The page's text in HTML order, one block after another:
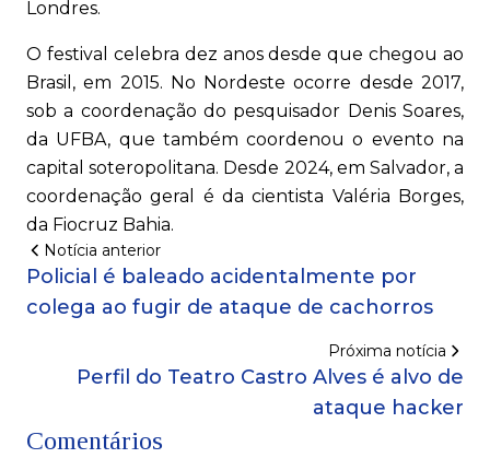
Londres.
O festival celebra dez anos desde que chegou ao
Brasil, em 2015. No Nordeste ocorre desde 2017,
sob a coordenação do pesquisador Denis Soares,
da UFBA, que também coordenou o evento na
capital soteropolitana. Desde 2024, em Salvador, a
coordenação geral é da cientista Valéria Borges,
da Fiocruz Bahia.
Notícia anterior
Policial é baleado acidentalmente por
colega ao fugir de ataque de cachorros
Próxima notícia
Perfil do Teatro Castro Alves é alvo de
ataque hacker
Comentários